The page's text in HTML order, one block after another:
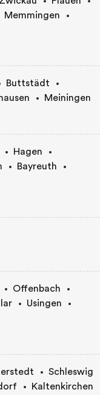
Memmingen
Buttstädt
Meiningen
Hagen
Bayreuth
Offenbach
Usingen
Schleswig
Kaltenkirchen